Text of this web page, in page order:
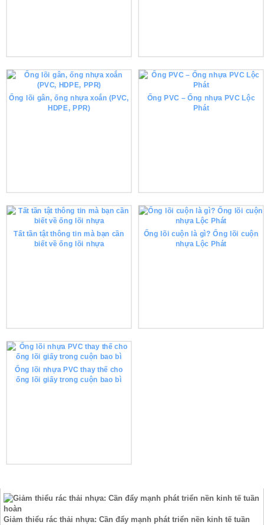
Ống lõi gân, ống nhựa xoắn (PVC,
HDPE, PPR)
Ống PVC – Ống nhựa PVC Lộc
Phát
Tất tần tật thông tin mà bạn cần
biết về ống lõi nhựa
Ống lõi cuộn là gì? Ống lõi cuộn
nhựa Lộc Phát
Ống lõi nhựa PVC thay thế cho
ống lõi giấy trong cuộn bao bì
Giảm thiểu rác thải nhựa: Cần đẩy mạnh phát triển nền kinh tế tuần